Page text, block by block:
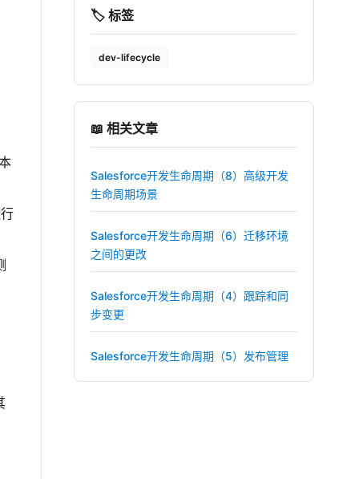
🏷️ 标签
dev-lifecycle
📖 相关文章
Salesforce开发生命周期（8）高级开发
生命周期场景
Salesforce开发生命周期（6）迁移环境
之间的更改
Salesforce开发生命周期（4）跟踪和同
步变更
Salesforce开发生命周期（5）发布管理